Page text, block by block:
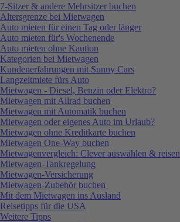
7-Sitzer & andere Mehrsitzer buchen
Altersgrenze bei Mietwagen
Auto mieten für einen Tag oder länger
Auto mieten für's Wochenende
Auto mieten ohne Kaution
Kategorien bei Mietwagen
Kundenerfahrungen mit Sunny Cars
Langzeitmiete fürs Auto
Mietwagen - Diesel, Benzin oder Elektro?
Mietwagen mit Allrad buchen
Mietwagen mit Automatik buchen
Mietwagen oder eigenes Auto im Urlaub?
Mietwagen ohne Kreditkarte buchen
Mietwagen One-Way buchen
Mietwagenvergleich: Clever auswählen & reisen
Mietwagen-Tankregelung
Mietwagen-Versicherung
Mietwagen-Zubehör buchen
Mit dem Mietwagen ins Ausland
Reisetipps für die USA
Weitere Tipps